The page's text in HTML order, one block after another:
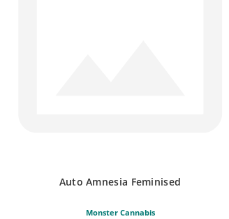
Auto Amnesia Feminised
Monster Cannabis